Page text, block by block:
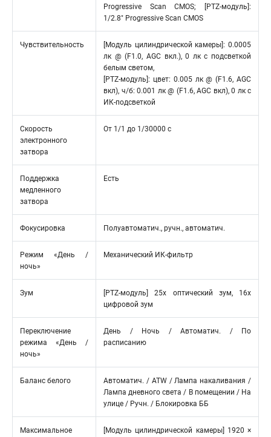
Progressive Scan CMOS; [PTZ-модуль]:
1/2.8″ Progressive Scan CMOS
Чувствительность
[Модуль цилиндрической камеры]: 0.0005
лк @ (F1.0, AGC вкл.), 0 лк с подсветкой
белым светом,
[PTZ-модуль]: цвет: 0.005 лк @ (F1.6, AGC
вкл), ч/б: 0.001 лк @ (F1.6, AGC вкл), 0 лк с
ИК-подсветкой
Скорость
электронного
затвора
От 1/1 до 1/30000 с
Поддержка
медленного
затвора
Есть
Фокусировка Полуавтоматич., ручн., автоматич.
Режим «День /
ночь»
Механический ИК-фильтр
Зум
[PTZ-модуль] 25х оптический зум, 16х
цифровой зум
Переключение
режима «День /
ночь»
День / Ночь / Автоматич. / По
расписанию
Баланс белого
Автоматич. / ATW / Лампа накаливания /
Лампа дневного света / В помещении / На
улице / Ручн. / Блокировка ББ
Максимальное
[Модуль цилиндрической камеры] 1920 ×